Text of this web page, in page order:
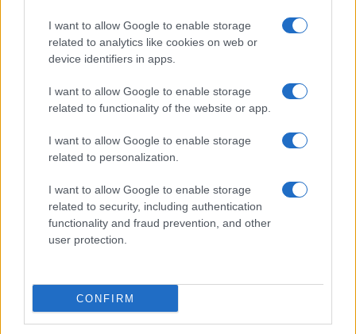
I want to allow Google to enable storage
related to analytics like cookies on web or
device identifiers in apps.
I want to allow Google to enable storage
related to functionality of the website or app.
I want to allow Google to enable storage
related to personalization.
I want to allow Google to enable storage
related to security, including authentication
functionality and fraud prevention, and other
user protection.
CONFIRM
Scopri i must have di Mango per l’estate 2026: stile e
freschezza
LIFESTYLE